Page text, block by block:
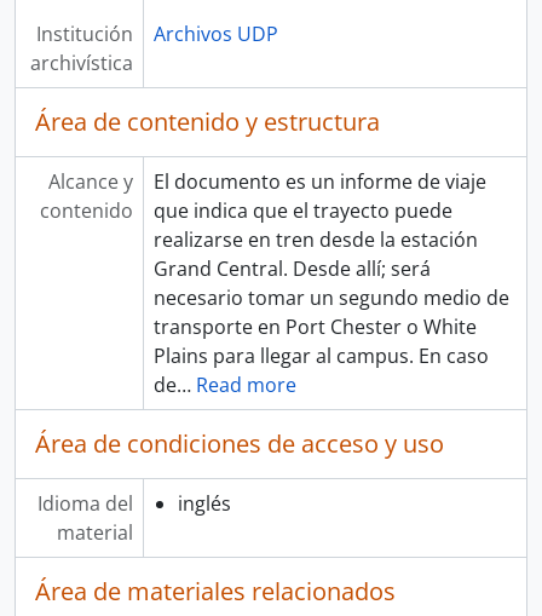
Institución
archivística
Archivos UDP
Área de contenido y estructura
Alcance y
contenido
El documento es un informe de viaje
que indica que el trayecto puede
realizarse en tren desde la estación
Grand Central. Desde allí; será
necesario tomar un segundo medio de
transporte en Port Chester o White
Plains para llegar al campus. En caso
de… Read more
Área de condiciones de acceso y uso
Idioma del
material
inglés
Área de materiales relacionados